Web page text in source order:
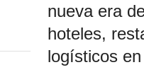
nueva era
hoteles,
logísticos